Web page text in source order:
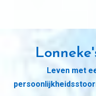
Leven met